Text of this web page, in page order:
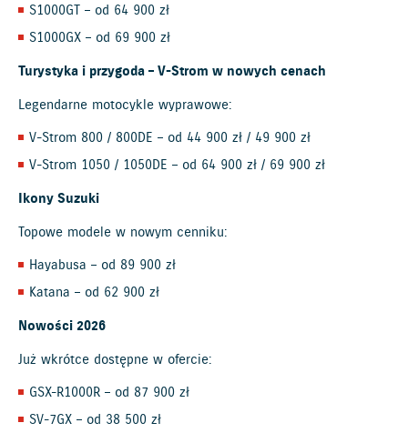
S1000GT – od 64 900 zł
S1000GX – od 69 900 zł
Turystyka i przygoda – V-Strom w nowych cenach
Legendarne motocykle wyprawowe:
V-Strom 800 / 800DE – od 44 900 zł / 49 900 zł
V-Strom 1050 / 1050DE – od 64 900 zł / 69 900 zł
Ikony Suzuki
Topowe modele w nowym cenniku:
Hayabusa – od 89 900 zł
Katana – od 62 900 zł
Nowości 2026
Już wkrótce dostępne w ofercie:
GSX-R1000R – od 87 900 zł
SV-7GX – od 38 500 zł